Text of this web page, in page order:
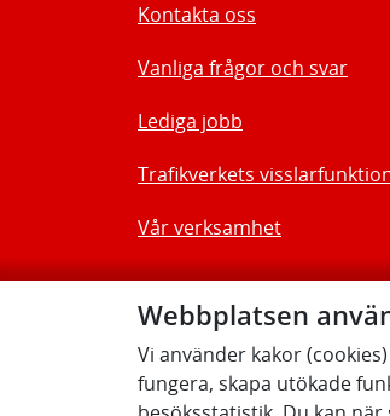
Webbplatsen
Vi använder kakor
fungera, skapa utökade
Kontakta oss
Vanliga frågor och svar
Lediga jobb
Trafikverkets
Vår verksamhet